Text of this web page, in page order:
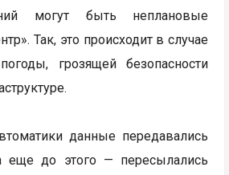
могут быть неплановые
Так, это происходит в случае
грозящей безопасности
данные передавались
еще до этого — пересылались